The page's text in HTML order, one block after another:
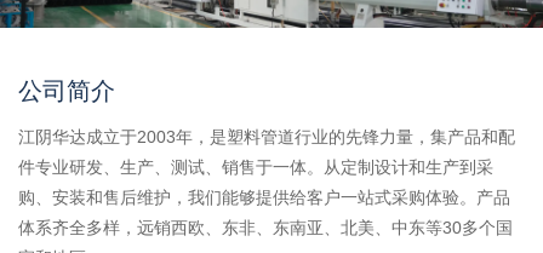
公司简介
江阴华达成立于2003年，是塑料管道行业的先锋力量，集产品和配
件专业研发、生产、测试、销售于一体。从定制设计和生产到采
购、安装和售后维护，我们能够提供给客户一站式采购体验。产品
体系齐全多样，远销西欧、东非、东南亚、北美、中东等30多个国